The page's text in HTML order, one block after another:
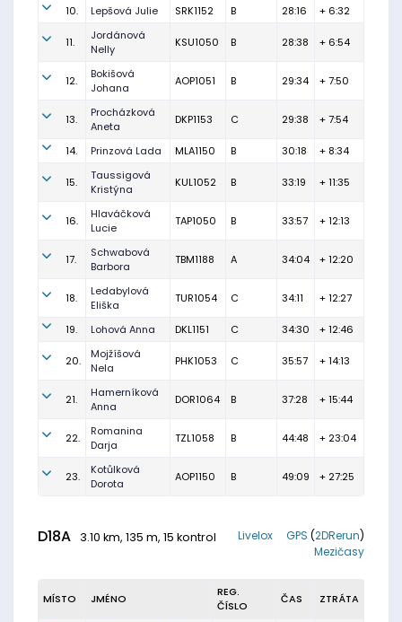
10. Lepšová Julie SRK1152 B 28:16 + 6:32
11.
Jordánová
Nelly
KSU1050 B 28:38 + 6:54
12.
Bokišová
Johana
AOP1051 B 29:34 + 7:50
13.
Procházková
Aneta
DKP1153 C 29:38 + 7:54
14. Prinzová Lada MLA1150 B 30:18 + 8:34
15.
Taussigová
Kristýna
KUL1052 B 33:19 + 11:35
16.
Hlaváčková
Lucie
TAP1050 B 33:57 + 12:13
17.
Schwabová
Barbora
TBM1188 A 34:04 + 12:20
18.
Ledabylová
Eliška
TUR1054 C 34:11 + 12:27
19. Lohová Anna DKL1151 C 34:30 + 12:46
20.
Mojžíšová
Nela
PHK1053 C 35:57 + 14:13
21.
Hamerníková
Anna
DOR1064 B 37:28 + 15:44
22.
Romanina
Darja
TZL1058 B 44:48 + 23:04
23.
Kotůlková
Dorota
AOP1150 B 49:09 + 27:25
D18A 3.10 km, 135 m, 15 kontrol GPS (2DRerun)
Livelox
Mezičasy
MÍSTO JMÉNO
REG.
ČÍSLO
ČAS ZTRÁTA